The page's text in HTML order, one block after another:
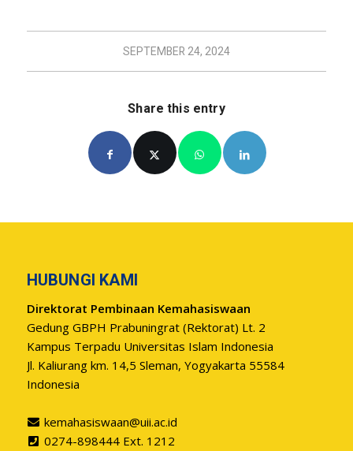
SEPTEMBER 24, 2024
Share this entry
HUBUNGI KAMI
Direktorat Pembinaan Kemahasiswaan
Gedung GBPH Prabuningrat (Rektorat) Lt. 2
Kampus Terpadu Universitas Islam Indonesia
Jl. Kaliurang km. 14,5 Sleman, Yogyakarta 55584
Indonesia
kemahasiswaan@uii.ac.id
0274-898444 Ext. 1212